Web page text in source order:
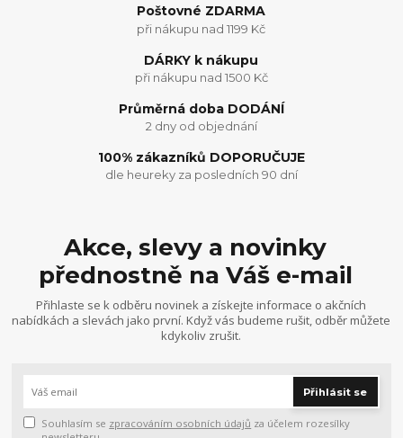
Poštovné ZDARMA
při nákupu nad 1199 Kč
DÁRKY k nákupu
při nákupu nad 1500 Kč
Průměrná doba DODÁNÍ
2 dny od objednání
100% zákazníků DOPORUČUJE
dle heureky za posledních 90 dní
Akce, slevy a novinky
přednostně na Váš e-mail
Přihlaste se k odběru novinek a získejte informace o akčních
nabídkách a slevách jako první. Když vás budeme rušit, odběr můžete
kdykoliv zrušit.
Přihlásit se
Souhlasím se zpracováním osobních údajů za účelem rozesílky